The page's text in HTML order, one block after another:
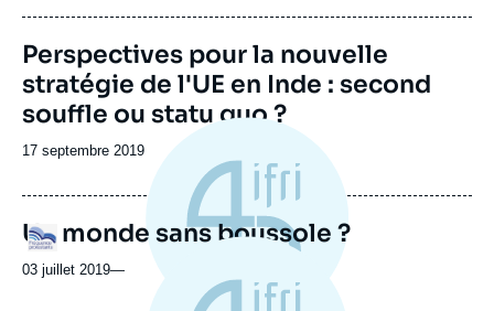
publication
Perspectives pour la nouvelle
stratégie de l'UE en Inde : second
souffle ou statu quo ?
Date
publication
17 septembre 2019
Logo
Un monde sans boussole ?
03 juillet 2019—